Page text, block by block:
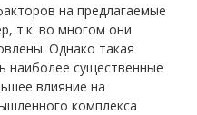
на предлагаемые
т.к. во многом они
Однако такая
наиболее существенные
влияние на
комплекса